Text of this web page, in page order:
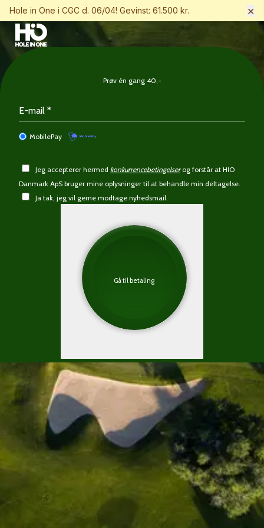
Hole in One i CGC d. 06/04! Gevinst: 61.500 kr. ×
Prøv én gang 40,-
MobilePay
Jeg accepterer hermed konkurrencebetingelserog forstår at HIO
Danmark ApS bruger mine oplysninger til at behandle min deltagelse.
Ja tak, jeg vil gerne modtage nyhedsmail.
Gå til betaling